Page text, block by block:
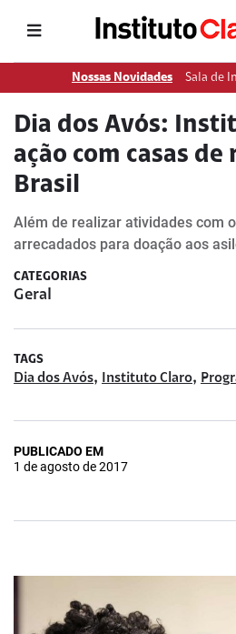
Nossas Novidades Sala de
Dia dos Avós:
ação com casas de
Brasil
Além de realizar atividades com
arrecadados para doação aos
CATEGORIAS
Geral
TAGS
Dia dos Avós, Instituto Claro,
PUBLICADO EM
1 de agosto de 2017